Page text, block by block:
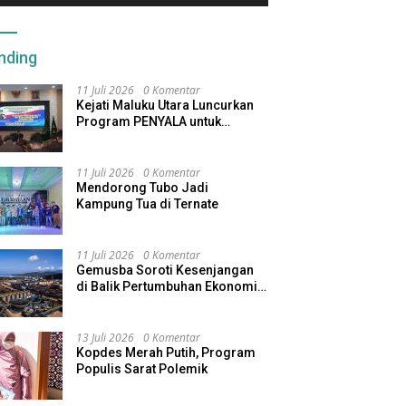
11 Juli 2026 0 Komentar
Kejati Maluku Utara Luncurkan
Program PENYALA untuk
11 Juli 2026 0 Komentar
Mendorong Tubo Jadi
Kampung Tua di Ternate
11 Juli 2026 0 Komentar
Gemusba Soroti Kesenjangan
di Balik Pertumbuhan Ekonomi
13 Juli 2026 0 Komentar
Kopdes Merah Putih, Program
Populis Sarat Polemik